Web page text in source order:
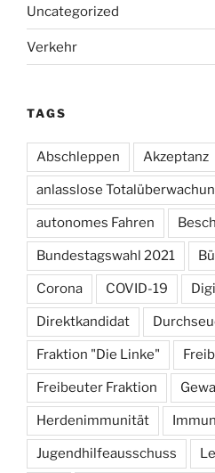
Uncategorized
Verkehr
TAGS
Abschleppen Akzeptanz
anlasslose
autonomes Fahren
Bundestagswahl 2021
Corona COVID-19
Direktkandidat
Fraktion "Die Linke"
Freibeuter Fraktion
Herdenimmunität
Jugendhilfeausschuss